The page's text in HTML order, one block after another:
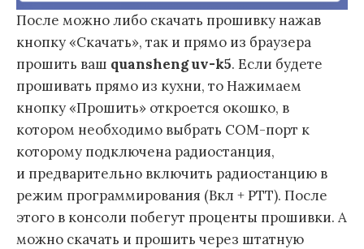
После можно либо скачать прошивку нажав
кнопку «Скачать», так и прямо из браузера
прошить ваш quansheng uv-k5. Если будете
прошивать прямо из кухни, то Нажимаем
кнопку «Прошить» откроется окошко, в
котором необходимо выбрать COM-порт к
которому подключена радиостанция,
и предварительно включить радиостанцию в
режим программирования (Вкл + PTT). После
этого в консоли побегут проценты прошивки. А
можно скачать и прошить через штатную